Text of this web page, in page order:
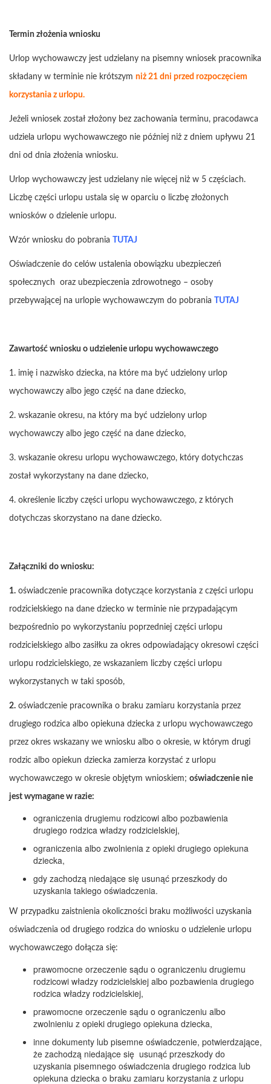
Termin złożenia wniosku
Urlop wychowawczy jest udzielany na pisemny wniosek pracownika
składany w terminie nie krótszym niż 21 dni przed rozpoczęciem
korzystania z urlopu.
Jeżeli wniosek został złożony bez zachowania terminu, pracodawca
udziela urlopu wychowawczego nie później niż z dniem upływu 21
dni od dnia złożenia wniosku.
Urlop wychowawczy jest udzielany nie więcej niż w 5 częściach.
Liczbę części urlopu ustala się w oparciu o liczbę złożonych
wniosków o dzielenie urlopu.
Wzór wniosku do pobrania TUTAJ
Oświadczenie do celów ustalenia obowiązku ubezpieczeń
społecznych oraz ubezpieczenia zdrowotnego – osoby
przebywającej na urlopie wychowawczym do pobrania TUTAJ
Zawartość wniosku o udzielenie urlopu wychowawczego
1. imię i nazwisko dziecka, na które ma być udzielony urlop
wychowawczy albo jego część na dane dziecko,
2. wskazanie okresu, na który ma być udzielony urlop
wychowawczy albo jego część na dane dziecko,
3. wskazanie okresu urlopu wychowawczego, który dotychczas
został wykorzystany na dane dziecko,
4. określenie liczby części urlopu wychowawczego, z których
dotychczas skorzystano na dane dziecko.
Załączniki do wniosku:
1. oświadczenie pracownika dotyczące korzystania z części urlopu
rodzicielskiego na dane dziecko w terminie nie przypadającym
bezpośrednio po wykorzystaniu poprzedniej części urlopu
rodzicielskiego albo zasiłku za okres odpowiadający okresowi części
urlopu rodzicielskiego, ze wskazaniem liczby części urlopu
wykorzystanych w taki sposób,
2. oświadczenie pracownika o braku zamiaru korzystania przez
drugiego rodzica albo opiekuna dziecka z urlopu wychowawczego
przez okres wskazany we wniosku albo o okresie, w którym drugi
rodzic albo opiekun dziecka zamierza korzystać z urlopu
wychowawczego w okresie objętym wnioskiem; oświadczenie nie
jest wymagane w razie:
ograniczenia drugiemu rodzicowi albo pozbawienia
drugiego rodzica władzy rodzicielskiej,
ograniczenia albo zwolnienia z opieki drugiego opiekuna
dziecka,
gdy zachodzą niedające się usunąć przeszkody do
uzyskania takiego oświadczenia.
W przypadku zaistnienia okoliczności braku możliwości uzyskania
oświadczenia od drugiego rodzica do wniosku o udzielenie urlopu
wychowawczego dołącza się:
prawomocne orzeczenie sądu o ograniczeniu drugiemu
rodzicowi władzy rodzicielskiej albo pozbawienia drugiego
rodzica władzy rodzicielskiej,
prawomocne orzeczenie sądu o ograniczeniu albo
zwolnieniu z opieki drugiego opiekuna dziecka,
inne dokumenty lub pisemne oświadczenie, potwierdzające,
że zachodzą niedające się usunąć przeszkody do
uzyskania pisemnego oświadczenia drugiego rodzica lub
opiekuna dziecka o braku zamiaru korzystania z urlopu